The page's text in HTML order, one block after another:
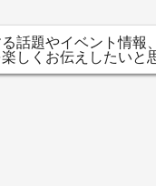
話題やイベント情報
しくお伝えしたいと